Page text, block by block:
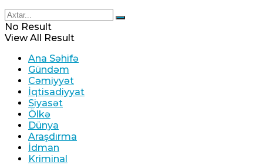
No Result
View All Result
Ana Səhifə
Gündəm
Cəmiyyət
İqtisadiyyat
Siyasət
Ölkə
Dünya
Araşdırma
İdman
Kriminal